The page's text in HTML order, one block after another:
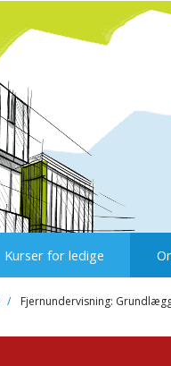
Kurser for ledige
Fjernundervisning: